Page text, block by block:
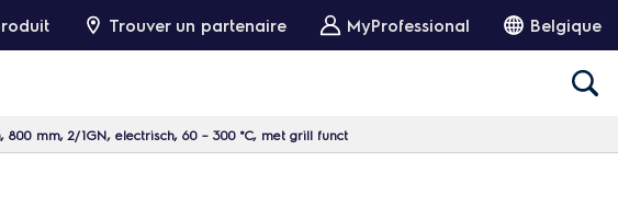
Trouver un partenaire MyProfessional Belgique
mm, 2/1GN, electrisch, 60 – 300 °C, met grill funct